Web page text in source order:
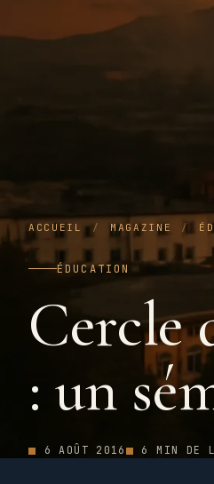
ACCUEIL / MAGAZINE /
ÉDUCATION
Cercle
: un
6 AOÛT 2016 6 MIN DE